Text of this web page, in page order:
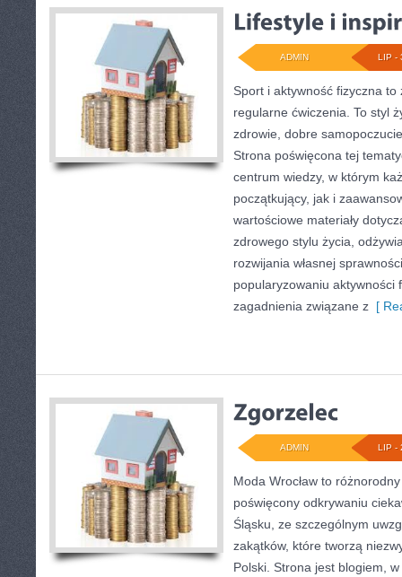
LIP -
ADMIN
Sport i aktywność fizyczna
regularne ćwiczenia. To styl
zdrowie, dobre
Strona poświęcona tej
centrum wiedzy, w którym
początkujący, jak i
wartościowe materiały
zdrowego stylu życia,
rozwijania własnej
popularyzowaniu aktywności
zagadnienia związane z [
LIP -
ADMIN
Moda Wrocław to
poświęcony odkrywaniu
Śląsku, ze szczególnym
zakątków, które tworzą
Polski. Strona jest blogiem,